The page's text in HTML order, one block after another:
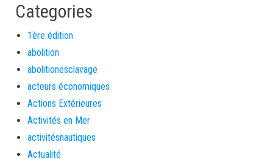
Categories
1ère édition
abolition
abolitionesclavage
acteurs économiques
Actions Extérieures
Activités en Mer
activitésnautiques
Actualité